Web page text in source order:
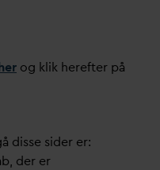
og klik herefter på
disse sider er:
der er